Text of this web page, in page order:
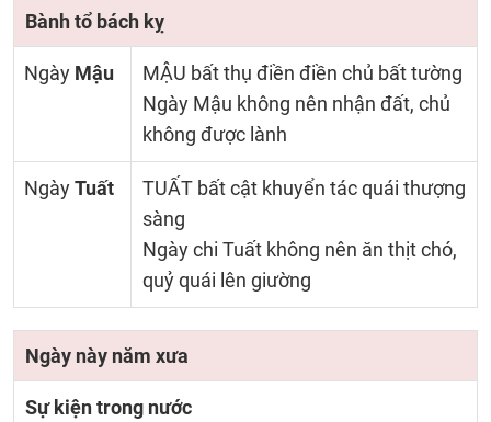
Bành tổ bách kỵ
Ngày Mậu
MẬU bất thụ điền điền chủ bất tường
Ngày Mậu không nên nhận đất, chủ
không được lành
NgàyTuất
TUẤT bất cật khuyển tác quái thượng
sàng
Ngày chi Tuất không nên ăn thịt chó,
quỷ quái lên giường
Ngày này năm xưa
Sự kiện trong nước